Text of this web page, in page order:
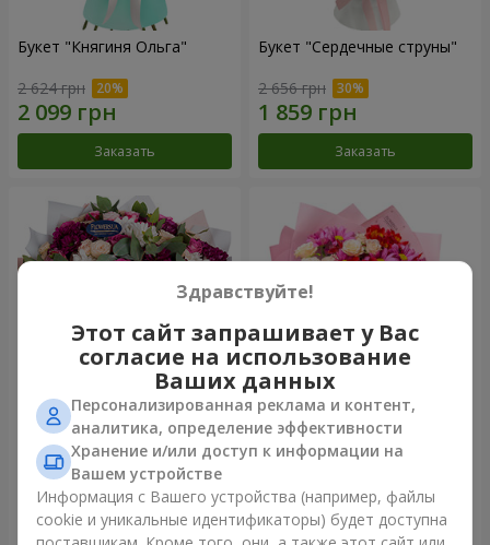
Букет "Княгиня Ольга"
2 624 грн
Заказать
Букет "Сердечные струны"
2 656 грн
Заказать
Букет "Все для тебя...!"
6 199 грн
Заказать
Букет "Нежная любовь"
Заказать
Здравствуйте!
Этот сайт запрашивает у Вас
согласие на использование
Ваших данных
Персонализированная реклама и контент,
аналитика, определение эффективности
Хранение и/или доступ к информации на
Вашем устройстве
Информация с Вашего устройства (например, файлы
cookie и уникальные идентификаторы) будет доступна